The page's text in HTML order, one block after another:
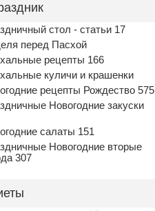
стол - статьи 17
перед Пасхой
рецепты 166
куличи и крашенки
рецепты Рождество 575
Новогодние закуски
салаты 151
Новогодние вторые
307